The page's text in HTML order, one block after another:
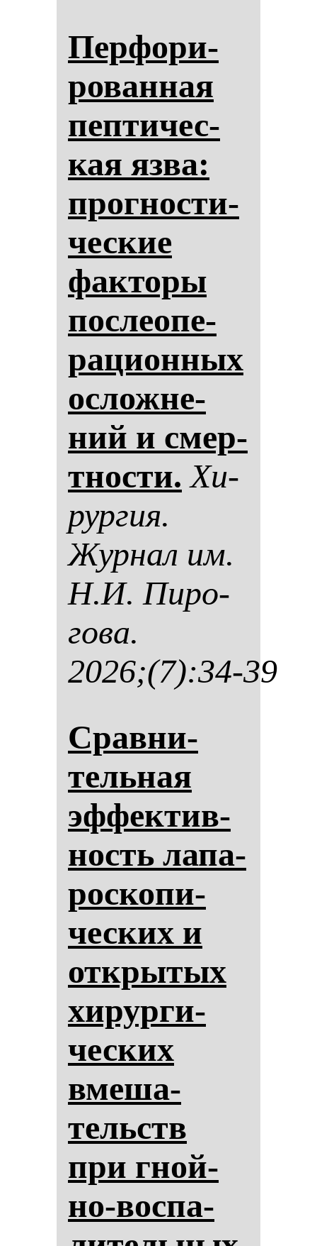
Пер­фо­ри­
ро­ван­ная
пеп­ти­чес­
кая яз­ва:
прог­нос­ти­
чес­кие
фак­то­ры
пос­ле­опе­
ра­ци­он­ных
ос­лож­не­
ний и смер­
тнос­ти. Хи­
рур­гия.
Жур­нал им.
Н.И. Пи­ро­
го­ва.
2026;(7):34-39
Срав­ни­
тель­ная
эф­фек­тив­
ность ла­па­
рос­ко­пи­
чес­ких и
от­кры­тых
хи­рур­ги­
чес­ких
вме­ша­
тельств
при гной­
но-вос­па­